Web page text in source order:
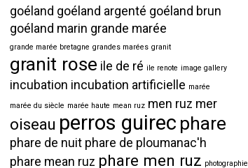
goéland goéland argenté goéland brun
goéland marin grande marée
grande marée bretagne grandes marées granit
granit rose ile de ré ile renote image gallery
incubation incubation artificielle marée
marée du siècle marée haute mean ruz men ruz mer
oiseau perros guirec phare
phare de nuit phare de ploumanac'h
phare mean ruz phare men ruz photographie